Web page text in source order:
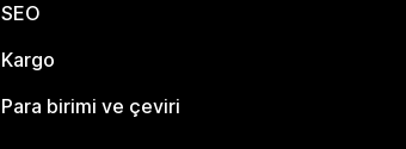
SEO
Kargo
Para birimi ve çeviri